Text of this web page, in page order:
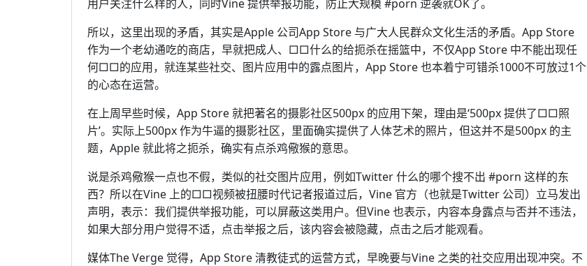
用户关注什么样的人，同时Vine 提供举报功能，防止大规模 #porn 逆袭就OK了。
所以，这里出现的矛盾，其实是Apple 公司App Store 与广大人民群众文化生活的矛盾。App Store
作为一个老幼通吃的商店，早就把成人、□□什么的给扼杀在摇篮中，不仅App Store 中不能出现任
何□□的应用，就连某些社交、图片应用中的露点图片，App Store 也本着宁可错杀1000不可放过1个
的心态在运营。
在上周早些时候，App Store 就把著名的摄影社区500px 的应用下架，理由是‘500px 提供了□□照
片’。实际上500px 作为牛逼的摄影社区，里面确实提供了人体艺术的照片，但这并不是500px 的主
题，Apple 就此将之扼杀，确实有点杀鸡儆猴的意思。
说是杀鸡儆猴一点也不假，类似的社交图片应用，例如Twitter 什么的哪个搜不出 #porn 这样的东
西？所以在Vine 上的□□视频被扭腰时代记者报道过后，Vine 官方（也就是Twitter 公司）立马发出
声明，表示：我们提供举报功能，可以屏蔽这类用户。但Vine 也表示，内容本身露点与否并不违法，
如果大部分用户觉得不适，点击举报之后，该内容会被隐藏，点击之后才能观看。
媒体The Verge 觉得，App Store 清教徒式的运营方式，早晚要与Vine 之类的社交应用出现冲突。不